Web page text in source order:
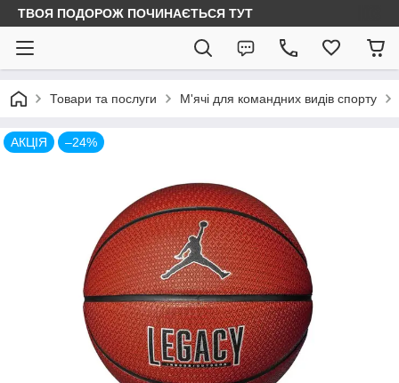
ТВОЯ ПОДОРОЖ ПОЧИНАЄТЬСЯ ТУТ
Товари та послуги М'ячі для командних видів спорту
АКЦІЯ –24%